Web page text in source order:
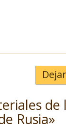
de
Rusia»